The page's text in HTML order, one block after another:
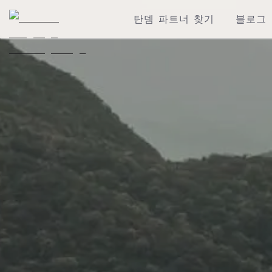
탄뎀 파트너 찾기 블로그